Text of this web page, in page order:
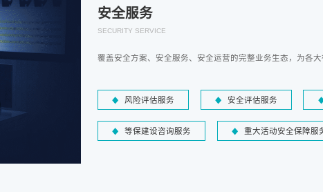
安全服务
SECURITY SERVICE
覆盖安全方案、安全服务、安全运营的完整业务生态，为各
风险评估服务 安全评估服务
等保建设咨询服务 重大活动安全保障服